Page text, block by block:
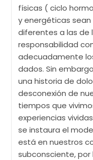
físicas ( ciclo
y energéticas
diferentes a las de
responsabilidad
adecuadamente
dados. Sin
una historia de
desconexión de
tiempos que
experiencias
se instaura el
está en nuestros
subconsciente,